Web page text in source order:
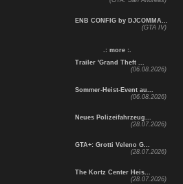
ENB CONFIG by DJCOMMA...
(GTA IV)
.: more :.
Trailer 'Grand Theft ...
(06.08.2026)
Sommer-Heist-Event au...
(06.08.2026)
Neues Polizeifahrzeug...
(28.07.2026)
GTA+: Grotti Veleno G...
(28.07.2026)
The Kortz Center Heis...
(28.07.2026)